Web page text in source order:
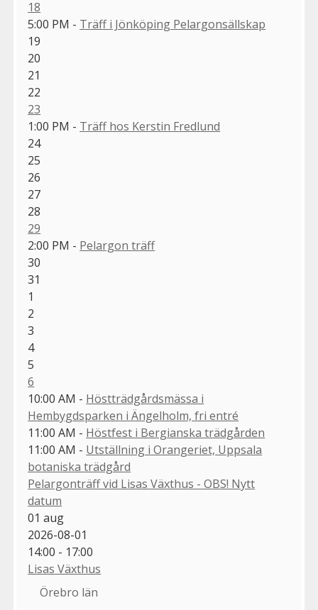
18
5:00 PM - Träff i Jönköping Pelargonsällskap
19
20
21
22
23
1:00 PM - Träff hos Kerstin Fredlund
24
25
26
27
28
29
2:00 PM - Pelargon träff
30
31
1
2
3
4
5
6
10:00 AM - Höstträdgårdsmässa i
Hembygdsparken i Ängelholm, fri entré
11:00 AM - Höstfest i Bergianska trädgården
11:00 AM - Utställning i Orangeriet, Uppsala
botaniska trädgård
Pelargonträff vid Lisas Växthus - OBS! Nytt
datum
01 aug
2026-08-01
14:00 - 17:00
Lisas Växthus
Örebro län